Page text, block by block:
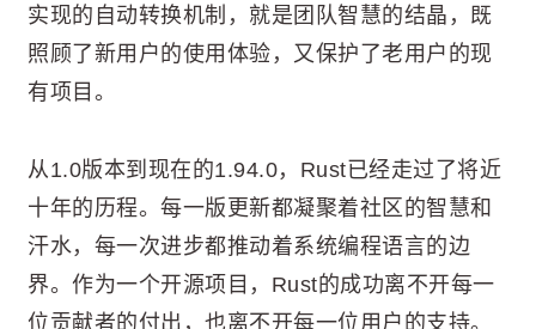
实现的自动转换机制，就是团队智慧的结晶，既
照顾了新用户的使用体验，又保护了老用户的现
有项目。
从1.0版本到现在的1.94.0，Rust已经走过了将近
十年的历程。每一版更新都凝聚着社区的智慧和
汗水，每一次进步都推动着系统编程语言的边
界。作为一个开源项目，Rust的成功离不开每一
位贡献者的付出，也离不开每一位用户的支持。